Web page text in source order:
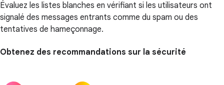
Évaluez les listes blanches en vérifiant si les utilisateurs ont
signalé des messages entrants comme du spam ou des
tentatives de hameçonnage.
Obtenez des recommandations sur la sécurité